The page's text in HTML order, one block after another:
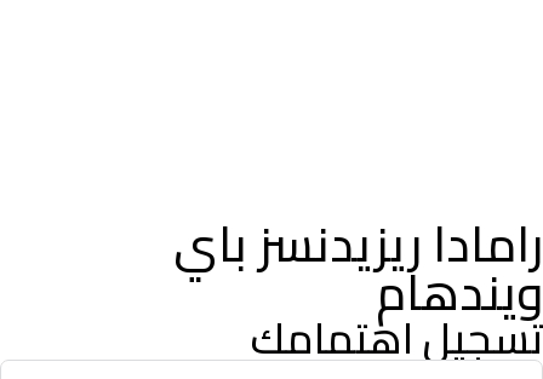
رامادا ريزيدنسز باي
ويندهام
تسجيل اهتمامك